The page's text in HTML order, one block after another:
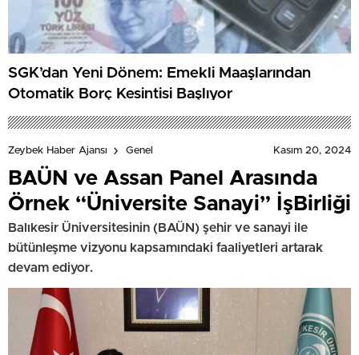
SGK’dan Yeni Dönem: Emekli Maaşlarından
Otomatik Borç Kesintisi Başlıyor
Zeybek Haber Ajansı Genel Kasım 20, 2024
BAÜN ve Assan Panel Arasında
Örnek “Üniversite Sanayi” İşBirliği
Balıkesir Üniversitesinin (BAÜN) şehir ve sanayi ile
bütünleşme vizyonu kapsamındaki faaliyetleri artarak
devam ediyor.